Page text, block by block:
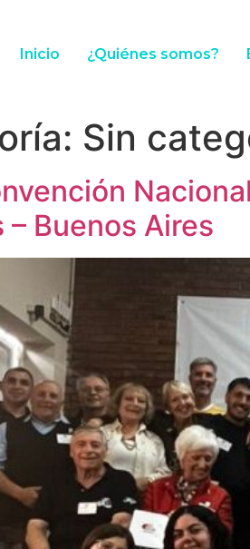
Inicio ¿Quiénes somos?
Sin
– Buenos Aires